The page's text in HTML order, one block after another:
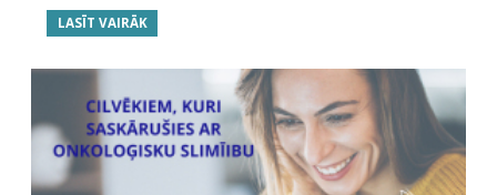
LASĪT VAIRĀK